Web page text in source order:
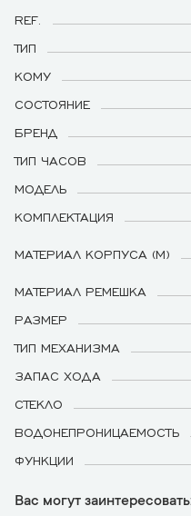
REF.
ТИП
КОМУ
СОСТОЯНИЕ
БРЕНД
ТИП ЧАСОВ
МОДЕЛЬ
КОМПЛЕКТАЦИЯ
МАТЕРИАЛ КОРПУСА (М)
МАТЕРИАЛ РЕМЕШКА
РАЗМЕР
ТИП МЕХАНИЗМА
ЗАПАС ХОДА
СТЕКЛО
ВОДОНЕПРОНИЦАЕМОСТЬ
ФУНКЦИИ
Вас могут заинтересовать